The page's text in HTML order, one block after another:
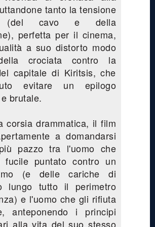
tanto la tensione
(del cavo e della
perfetta per il cinema,
a suo distorto modo
crociata contro la
capitale di Kiritsis, che
evitare un epilogo
brutale.
corsia drammatica, il film
a domandarsi
pazzo tra l'uomo che
fucile puntato contro un
(e delle cariche di
lungo tutto il perimetro
e l'uomo che gli rifiuta
anteponendo i principi
alla vita del suo stesso